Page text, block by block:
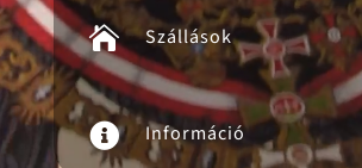
 Szállások
 Információ